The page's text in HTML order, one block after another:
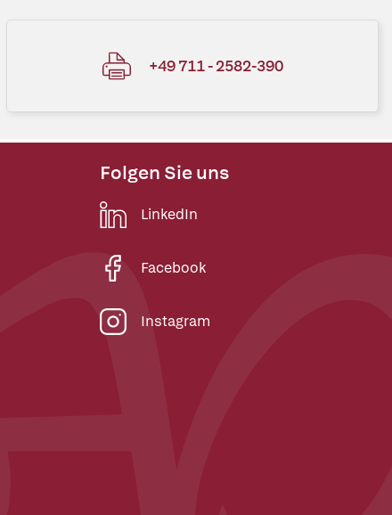
+49 711 - 2582-390
Folgen Sie uns
LinkedIn
Facebook
Instagram